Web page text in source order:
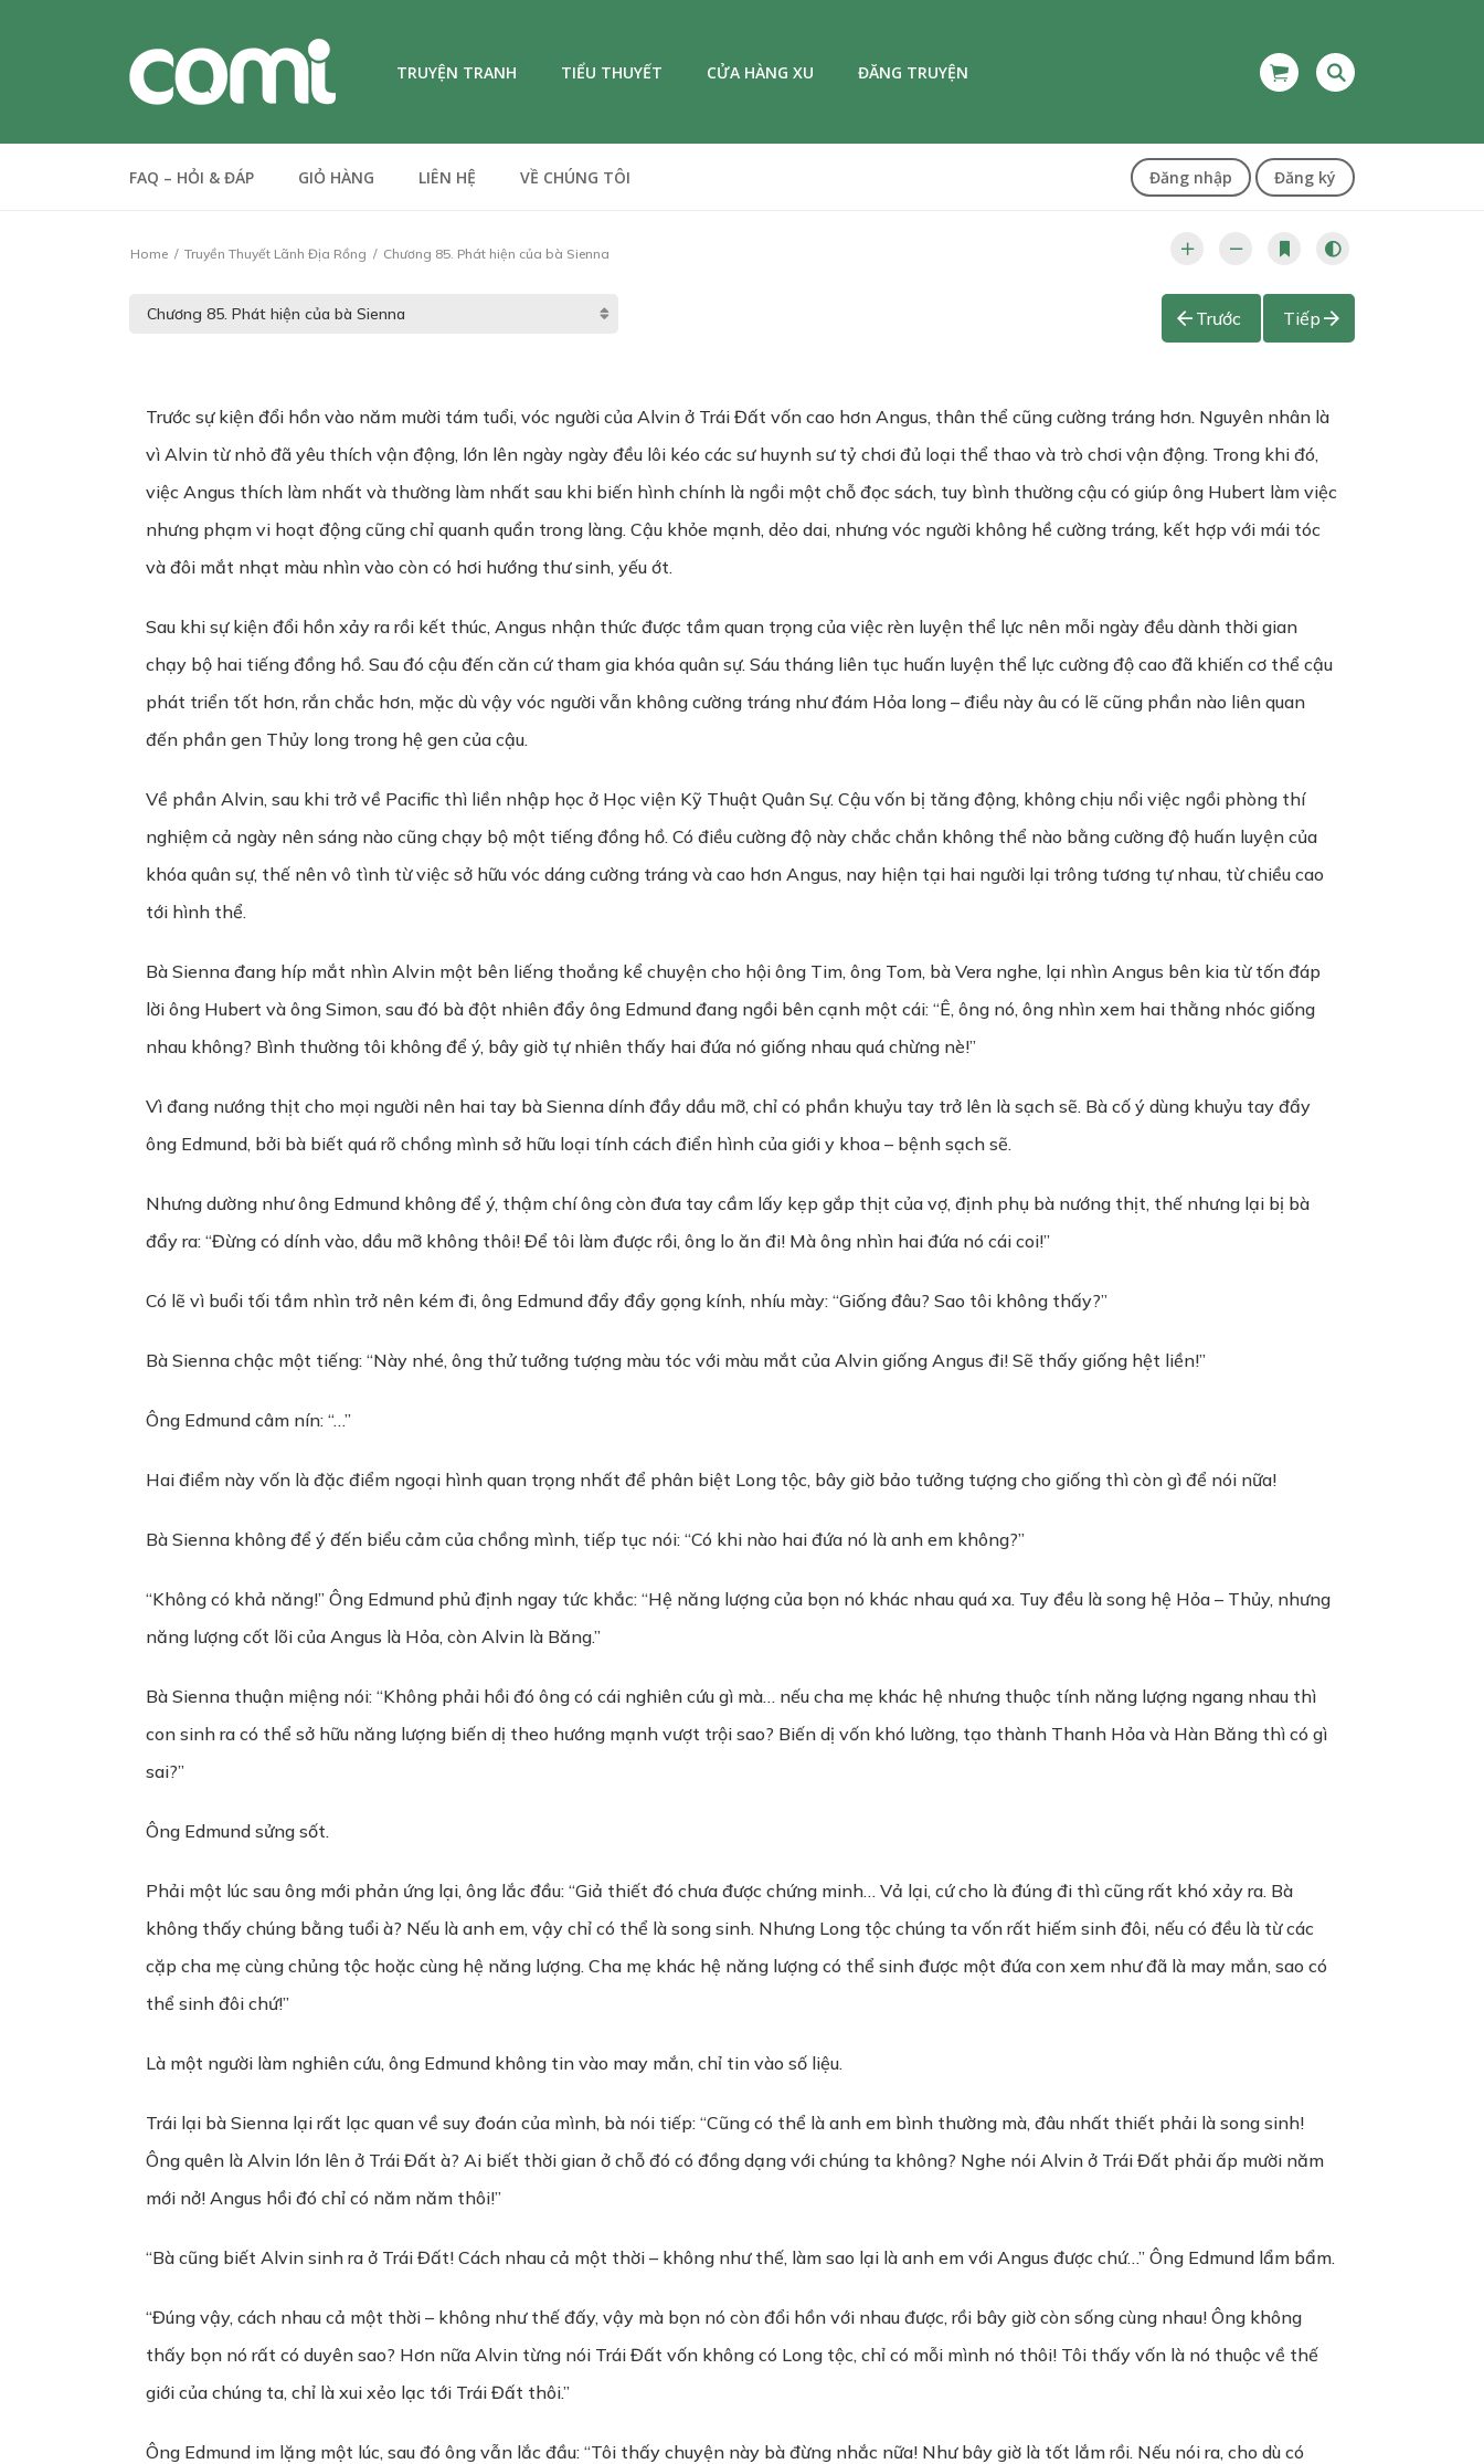
TRUYỆN TRANH TIỂU THUYẾT CỬA HÀNG XU ĐĂNG TRUYỆN
FAQ – HỎI & ĐÁP GIỎ HÀNG LIÊN HỆ VỀ CHÚNG TÔI Đăng nhập Đăng ký
Home Truyền Thuyết Lãnh Địa Rồng Chương 85. Phát hiện của bà Sienna
Trước Tiếp
Trước sự kiện đổi hồn vào năm mười tám tuổi, vóc người của Alvin ở Trái Đất vốn cao hơn Angus, thân thể cũng cường tráng hơn. Nguyên nhân là
vì Alvin từ nhỏ đã yêu thích vận động, lớn lên ngày ngày đều lôi kéo các sư huynh sư tỷ chơi đủ loại thể thao và trò chơi vận động. Trong khi đó,
việc Angus thích làm nhất và thường làm nhất sau khi biến hình chính là ngồi một chỗ đọc sách, tuy bình thường cậu có giúp ông Hubert làm việc
nhưng phạm vi hoạt động cũng chỉ quanh quẩn trong làng. Cậu khỏe mạnh, dẻo dai, nhưng vóc người không hề cường tráng, kết hợp với mái tóc
và đôi mắt nhạt màu nhìn vào còn có hơi hướng thư sinh, yếu ớt.
Sau khi sự kiện đổi hồn xảy ra rồi kết thúc, Angus nhận thức được tầm quan trọng của việc rèn luyện thể lực nên mỗi ngày đều dành thời gian
chạy bộ hai tiếng đồng hồ. Sau đó cậu đến căn cứ tham gia khóa quân sự. Sáu tháng liên tục huấn luyện thể lực cường độ cao đã khiến cơ thể cậu
phát triển tốt hơn, rắn chắc hơn, mặc dù vậy vóc người vẫn không cường tráng như đám Hỏa long – điều này âu có lẽ cũng phần nào liên quan
đến phần gen Thủy long trong hệ gen của cậu.
Về phần Alvin, sau khi trở về Pacific thì liền nhập học ở Học viện Kỹ Thuật Quân Sự. Cậu vốn bị tăng động, không chịu nổi việc ngồi phòng thí
nghiệm cả ngày nên sáng nào cũng chạy bộ một tiếng đồng hồ. Có điều cường độ này chắc chắn không thể nào bằng cường độ huấn luyện của
khóa quân sự, thế nên vô tình từ việc sở hữu vóc dáng cường tráng và cao hơn Angus, nay hiện tại hai người lại trông tương tự nhau, từ chiều cao
tới hình thể.
Bà Sienna đang híp mắt nhìn Alvin một bên liếng thoắng kể chuyện cho hội ông Tim, ông Tom, bà Vera nghe, lại nhìn Angus bên kia từ tốn đáp
lời ông Hubert và ông Simon, sau đó bà đột nhiên đẩy ông Edmund đang ngồi bên cạnh một cái: “Ê, ông nó, ông nhìn xem hai thằng nhóc giống
nhau không? Bình thường tôi không để ý, bây giờ tự nhiên thấy hai đứa nó giống nhau quá chừng nè!”
Vì đang nướng thịt cho mọi người nên hai tay bà Sienna dính đầy dầu mỡ, chỉ có phần khuỷu tay trở lên là sạch sẽ. Bà cố ý dùng khuỷu tay đẩy
ông Edmund, bởi bà biết quá rõ chồng mình sở hữu loại tính cách điển hình của giới y khoa – bệnh sạch sẽ.
Nhưng dường như ông Edmund không để ý, thậm chí ông còn đưa tay cầm lấy kẹp gắp thịt của vợ, định phụ bà nướng thịt, thế nhưng lại bị bà
đẩy ra: “Đừng có dính vào, dầu mỡ không thôi! Để tôi làm được rồi, ông lo ăn đi! Mà ông nhìn hai đứa nó cái coi!”
Có lẽ vì buổi tối tầm nhìn trở nên kém đi, ông Edmund đẩy đẩy gọng kính, nhíu mày: “Giống đâu? Sao tôi không thấy?”
Bà Sienna chậc một tiếng: “Này nhé, ông thử tưởng tượng màu tóc với màu mắt của Alvin giống Angus đi! Sẽ thấy giống hệt liền!”
Ông Edmund câm nín: “…”
Hai điểm này vốn là đặc điểm ngoại hình quan trọng nhất để phân biệt Long tộc, bây giờ bảo tưởng tượng cho giống thì còn gì để nói nữa!
Bà Sienna không để ý đến biểu cảm của chồng mình, tiếp tục nói: “Có khi nào hai đứa nó là anh em không?”
“Không có khả năng!” Ông Edmund phủ định ngay tức khắc: “Hệ năng lượng của bọn nó khác nhau quá xa. Tuy đều là song hệ Hỏa – Thủy, nhưng
năng lượng cốt lõi của Angus là Hỏa, còn Alvin là Băng.”
Bà Sienna thuận miệng nói: “Không phải hồi đó ông có cái nghiên cứu gì mà… nếu cha mẹ khác hệ nhưng thuộc tính năng lượng ngang nhau thì
con sinh ra có thể sở hữu năng lượng biến dị theo hướng mạnh vượt trội sao? Biến dị vốn khó lường, tạo thành Thanh Hỏa và Hàn Băng thì có gì
sai?”
Ông Edmund sửng sốt.
Phải một lúc sau ông mới phản ứng lại, ông lắc đầu: “Giả thiết đó chưa được chứng minh… Vả lại, cứ cho là đúng đi thì cũng rất khó xảy ra. Bà
không thấy chúng bằng tuổi à? Nếu là anh em, vậy chỉ có thể là song sinh. Nhưng Long tộc chúng ta vốn rất hiếm sinh đôi, nếu có đều là từ các
cặp cha mẹ cùng chủng tộc hoặc cùng hệ năng lượng. Cha mẹ khác hệ năng lượng có thể sinh được một đứa con xem như đã là may mắn, sao có
thể sinh đôi chứ!”
Là một người làm nghiên cứu, ông Edmund không tin vào may mắn, chỉ tin vào số liệu.
Trái lại bà Sienna lại rất lạc quan về suy đoán của mình, bà nói tiếp: “Cũng có thể là anh em bình thường mà, đâu nhất thiết phải là song sinh!
Ông quên là Alvin lớn lên ở Trái Đất à? Ai biết thời gian ở chỗ đó có đồng dạng với chúng ta không? Nghe nói Alvin ở Trái Đất phải ấp mười năm
mới nở! Angus hồi đó chỉ có năm năm thôi!”
“Bà cũng biết Alvin sinh ra ở Trái Đất! Cách nhau cả một thời – không như thế, làm sao lại là anh em với Angus được chứ…” Ông Edmund lẩm bẩm.
“Đúng vậy, cách nhau cả một thời – không như thế đấy, vậy mà bọn nó còn đổi hồn với nhau được, rồi bây giờ còn sống cùng nhau! Ông không
thấy bọn nó rất có duyên sao? Hơn nữa Alvin từng nói Trái Đất vốn không có Long tộc, chỉ có mỗi mình nó thôi! Tôi thấy vốn là nó thuộc về thế
giới của chúng ta, chỉ là xui xẻo lạc tới Trái Đất thôi.”
Ông Edmund im lặng một lúc, sau đó ông vẫn lắc đầu: “Tôi thấy chuyện này bà đừng nhắc nữa! Như bây giờ là tốt lắm rồi. Nếu nói ra, cho dù có